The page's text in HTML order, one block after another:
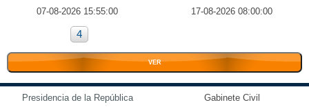
07-08-2026 15:55:00 17-08-2026 08:00:00
4
VER
Presidencia de la República Gabinete Civil